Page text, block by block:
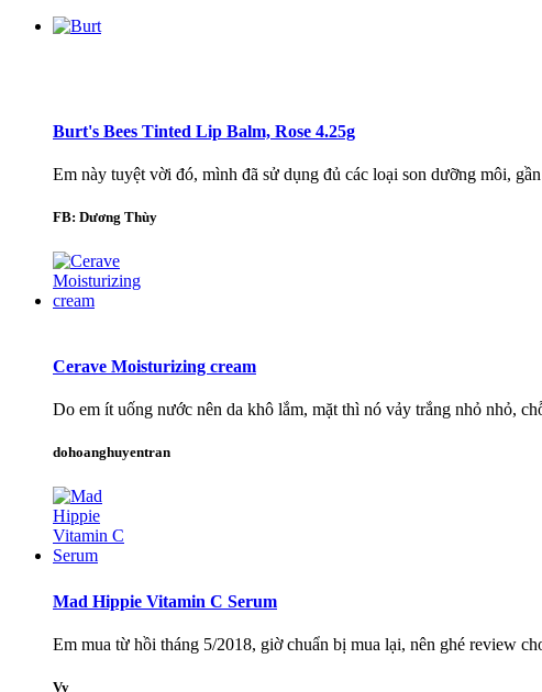
Burt's Bees Tinted Lip Balm, Rose 4.25g
Em này tuyệt vời đó, mình đã sử dụng đủ các loại son dưỡng môi,
FB: Dương Thùy
Cerave Moisturizing cream
Do em ít uống nước nên da khô lắm, mặt thì nó vảy trắng nhỏ nhỏ,
dohoanghuyentran
Mad Hippie Vitamin C Serum
Em mua từ hồi tháng 5/2018, giờ chuẩn bị mua lại, nên ghé review
Vy